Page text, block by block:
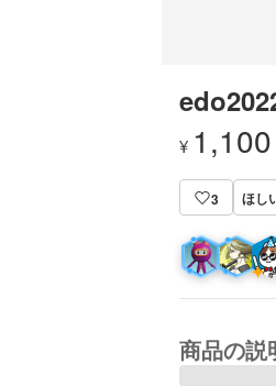
¥ 1,100
3 ほし
商品の説